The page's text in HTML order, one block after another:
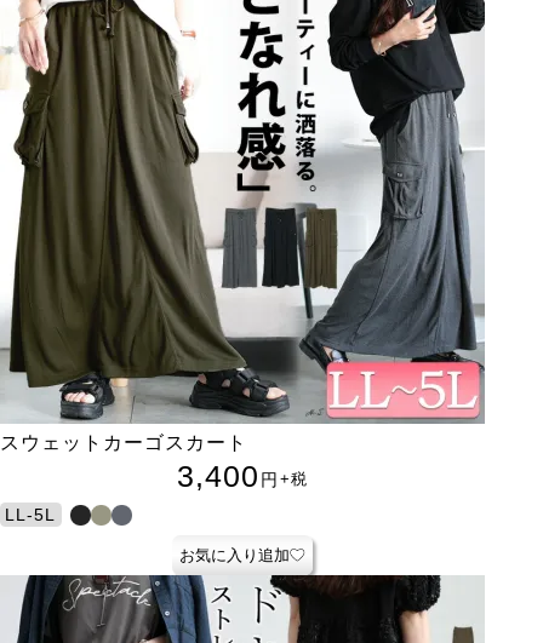
スウェットカーゴスカート
3,400 円 +税
LL-5L
お気に入り追加